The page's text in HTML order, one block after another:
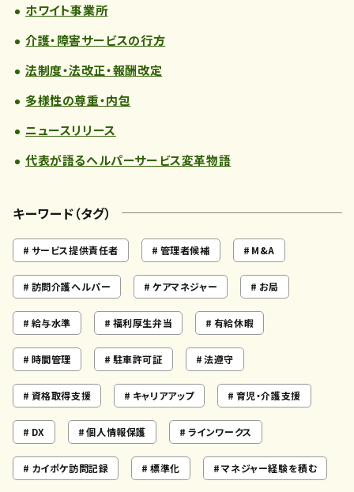
ホワイト事業所
介護・障害サービスの行方
法制度・法改正・報酬改定
多様性の尊重・内包
ニュースリリース
代表が語るヘルパーサービス変革物語
キーワード（タグ）
サービス提供責任者 管理者候補 M&A
訪問介護ヘルパー ケアマネジャー お局
給与水準 福利厚生弁当 有給休暇
時間管理 駐車許可証 法遵守
資格取得支援 キャリアアップ 育児・介護支援
DX 個人情報保護 ラインワークス
カイポケ訪問記録 標準化 マネジャー経験を積む